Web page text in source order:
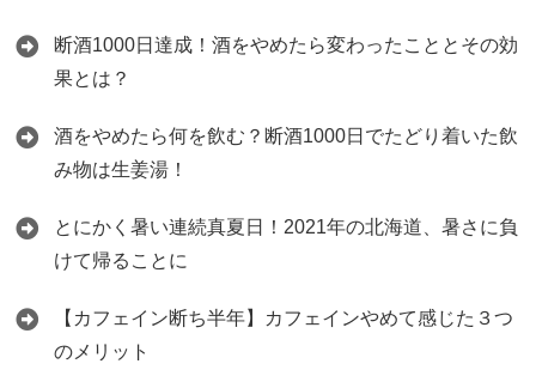
断酒1000日達成！酒をやめたら変わったこととその効
果とは？
酒をやめたら何を飲む？断酒1000日でたどり着いた飲
み物は生姜湯！
とにかく暑い連続真夏日！2021年の北海道、暑さに負
けて帰ることに
【カフェイン断ち半年】カフェインやめて感じた３つ
のメリット